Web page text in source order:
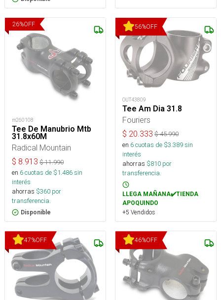
26%OFF
m260108
Tee De Manubrio Mtb
31.8x60M
Radical Mountain
$ 8.913 $11.990
en 6cuotas de $1.486sin
interés
ahorras $360 por
transferencia.
Disponible
56%OFF
OUT43809
Tee Am Dia 31.8
Fouriers
$ 20.333 $45.990
en 6cuotas de $3.389sin
interés
ahorras $810 por
transferencia.
LLEGA MAÑANA✔️TIENDA
APOQUINDO
+5 Vendidos
47%OFF 46%OFF